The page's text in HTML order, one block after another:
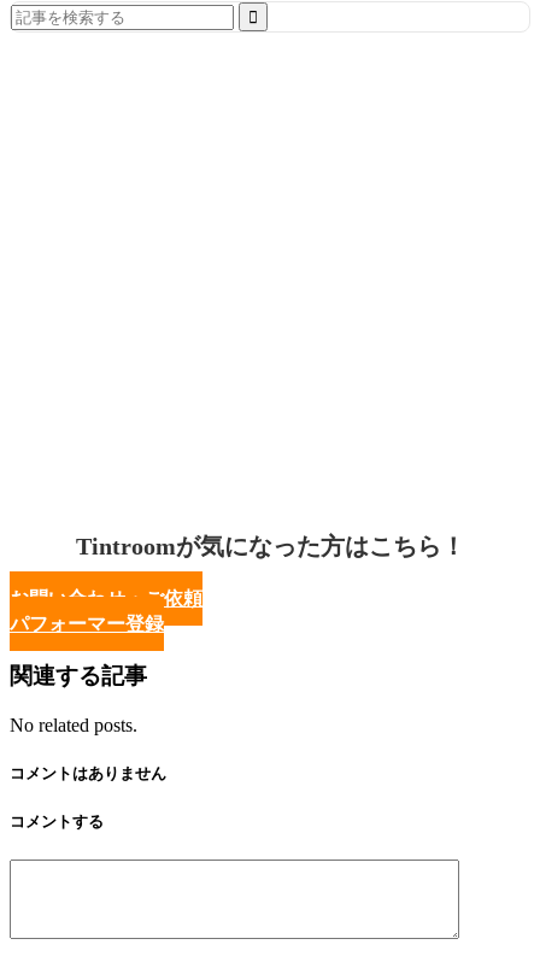
Search
for:
Tintroomが気になった方はこちら！
お問い合わせ・ご依頼
パフォーマー登録
関連する記事
No related posts.
コメントはありません
コメントする